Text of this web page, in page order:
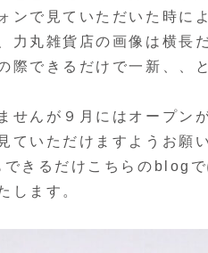
ンで見ていただいた時に
力丸雑貨店の画像は横長
際できるだけで一新、、
せんが９月にはオープン
ていただけますようお願
きるだけこちらのblog
します。